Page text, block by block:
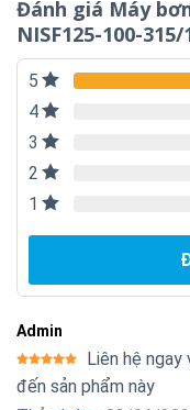
Đánh giá Máy
NISF125-100-315/
5
4
3
2
1
Admin
Được xếp
hạng
55
Liên hệ
đến sản phẩm này